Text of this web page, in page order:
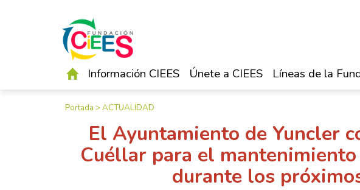
Información CIEES Únete a CIEES Líneas de la
Portada >ACTUALIDAD
El Ayuntamiento de Yuncler
Cuéllar para el
durante los